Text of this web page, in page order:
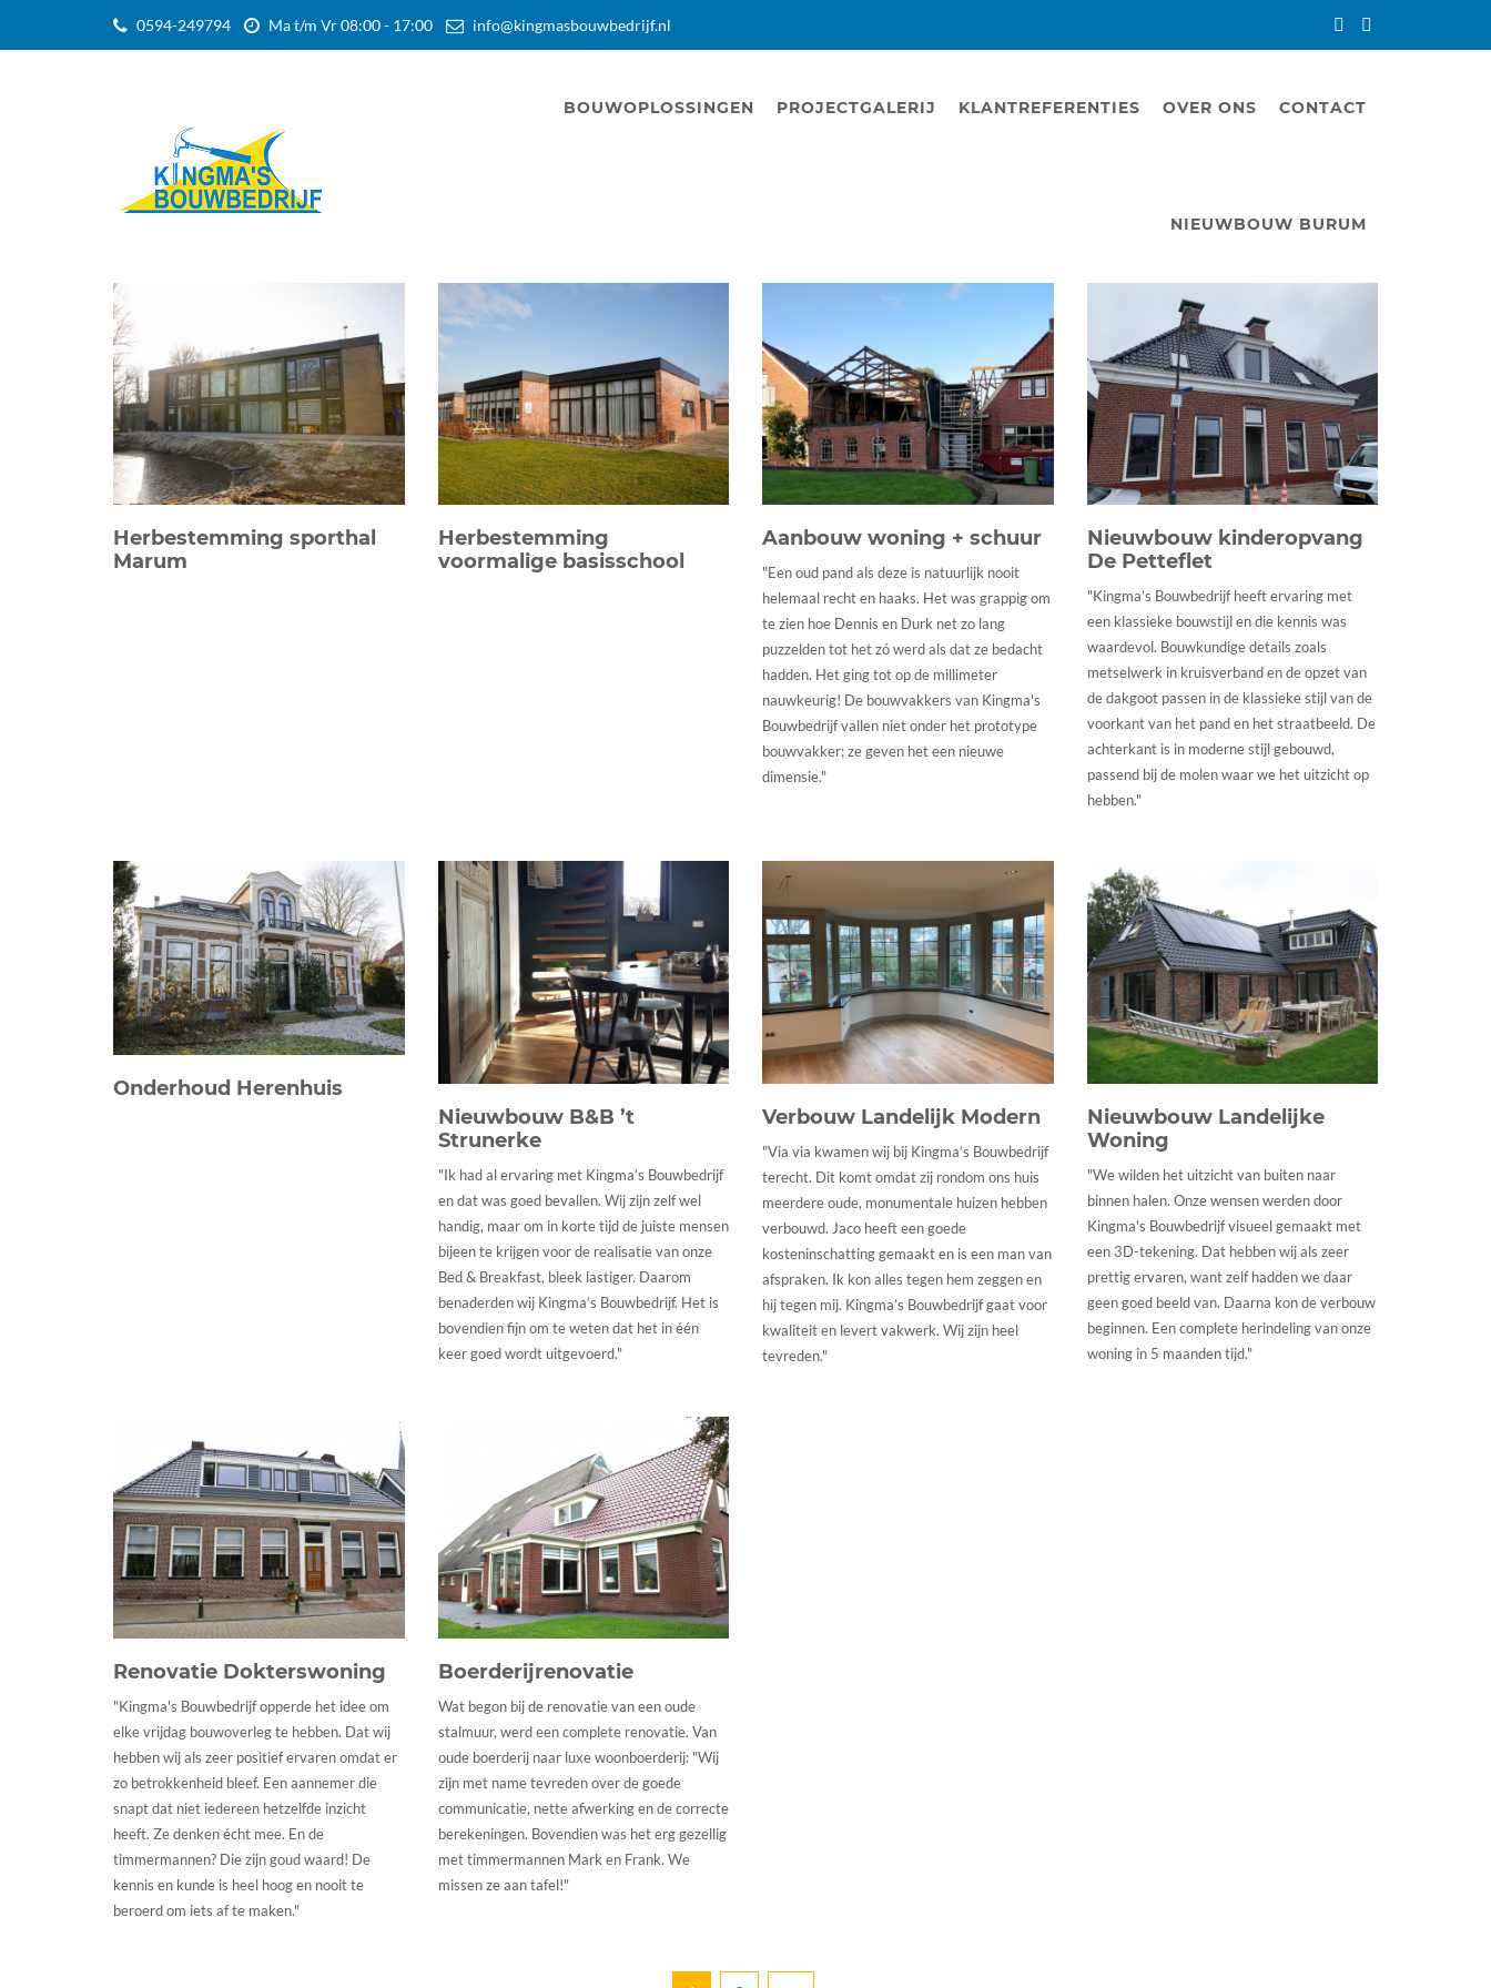
0594-249794 Ma t/m Vr 08:00 - 17:00 info@kingmasbouwbedrijf.nl
BOUWOPLOSSINGEN PROJECTGALERIJ KLANTREFERENTIES OVER ONS CONTACT
NIEUWBOUW BURUM
Herbestemming sporthal
Marum
Herbestemming
voormalige basisschool
Aanbouw woning + schuur
"Een oud pand als deze is natuurlijk nooit
helemaal recht en haaks. Het was grappig om
te zien hoe Dennis en Durk net zo lang
puzzelden tot het zó werd als dat ze bedacht
hadden. Het ging tot op de millimeter
nauwkeurig! De bouwvakkers van Kingma's
Bouwbedrijf vallen niet onder het prototype
bouwvakker; ze geven het een nieuwe
dimensie."
Nieuwbouw kinderopvang
De Petteflet
"Kingma’s Bouwbedrijf heeft ervaring met
een klassieke bouwstijl en die kennis was
waardevol. Bouwkundige details zoals
metselwerk in kruisverband en de opzet van
de dakgoot passen in de klassieke stijl van de
voorkant van het pand en het straatbeeld. De
achterkant is in moderne stijl gebouwd,
passend bij de molen waar we het uitzicht op
hebben."
Onderhoud Herenhuis
Nieuwbouw B&B ’t
Strunerke
"Ik had al ervaring met Kingma’s Bouwbedrijf
en dat was goed bevallen. Wij zijn zelf wel
handig, maar om in korte tijd de juiste mensen
bijeen te krijgen voor de realisatie van onze
Bed & Breakfast, bleek lastiger. Daarom
benaderden wij Kingma’s Bouwbedrijf. Het is
bovendien fijn om te weten dat het in één
keer goed wordt uitgevoerd."
Verbouw Landelijk Modern
"Via via kwamen wij bij Kingma’s Bouwbedrijf
terecht. Dit komt omdat zij rondom ons huis
meerdere oude, monumentale huizen hebben
verbouwd. Jaco heeft een goede
kosteninschatting gemaakt en is een man van
afspraken. Ik kon alles tegen hem zeggen en
hij tegen mij. Kingma’s Bouwbedrijf gaat voor
kwaliteit en levert vakwerk. Wij zijn heel
tevreden."
Nieuwbouw Landelijke
Woning
"We wilden het uitzicht van buiten naar
binnen halen. Onze wensen werden door
Kingma's Bouwbedrijf visueel gemaakt met
een 3D-tekening. Dat hebben wij als zeer
prettig ervaren, want zelf hadden we daar
geen goed beeld van. Daarna kon de verbouw
beginnen. Een complete herindeling van onze
woning in 5 maanden tijd."
Renovatie Dokterswoning
"Kingma's Bouwbedrijf opperde het idee om
elke vrijdag bouwoverleg te hebben. Dat wij
hebben wij als zeer positief ervaren omdat er
zo betrokkenheid bleef. Een aannemer die
snapt dat niet iedereen hetzelfde inzicht
heeft. Ze denken écht mee. En de
timmermannen? Die zijn goud waard! De
kennis en kunde is heel hoog en nooit te
beroerd om iets af te maken."
Boerderijrenovatie
Wat begon bij de renovatie van een oude
stalmuur, werd een complete renovatie. Van
oude boerderij naar luxe woonboerderij: "Wij
zijn met name tevreden over de goede
communicatie, nette afwerking en de correcte
berekeningen. Bovendien was het erg gezellig
met timmermannen Mark en Frank. We
missen ze aan tafel!"